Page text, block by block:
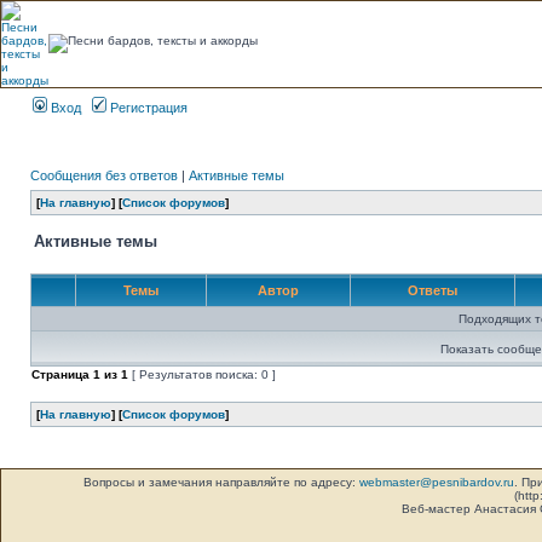
Вход Регистрация
Сообщения без ответов | Активные темы
[На главную] [Список форумов]
Активные темы
Темы Автор Ответы
Подходящих
Показать
Страница 1 из 1 [ Результатов поиска: 0 ]
[На главную] [Список форумов]
Вопросы и замечания направляйте по адресу: webmaster@pesnibardov.ru .
Веб-мастер